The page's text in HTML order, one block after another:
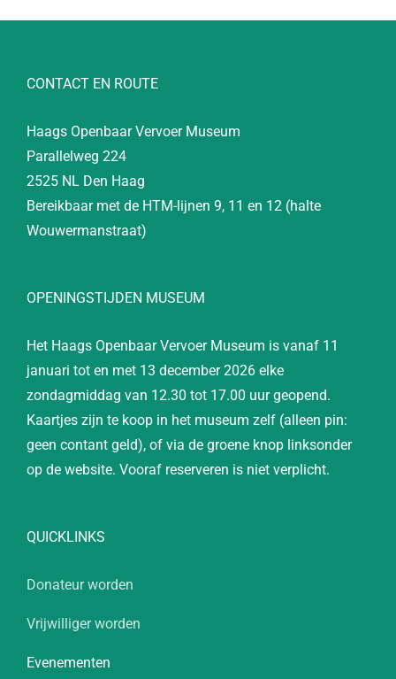
CONTACT EN ROUTE
Haags Openbaar Vervoer Museum
Parallelweg 224
2525 NL Den Haag
Bereikbaar met de HTM-lijnen 9, 11 en 12 (halte
Wouwermanstraat)
OPENINGSTIJDEN MUSEUM
Het Haags Openbaar Vervoer Museum is vanaf 11
januari tot en met 13 december 2026 elke
zondagmiddag van 12.30 tot 17.00 uur geopend.
Kaartjes zijn te koop in het museum zelf (alleen pin:
geen contant geld), of via de groene knop linksonder
op de website. Vooraf reserveren is niet verplicht.
QUICKLINKS
Donateur worden
Vrijwilliger worden
Evenementen